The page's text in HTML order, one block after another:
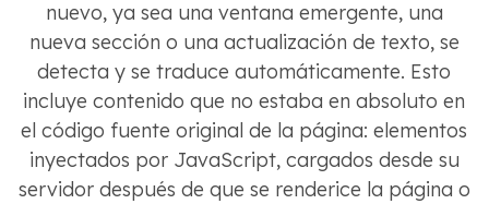
nuevo, ya sea una ventana emergente, una
nueva sección o una actualización de texto, se
detecta y se traduce automáticamente. Esto
incluye contenido que no estaba en absoluto en
el código fuente original de la página: elementos
inyectados por JavaScript, cargados desde su
servidor después de que se renderice la página o